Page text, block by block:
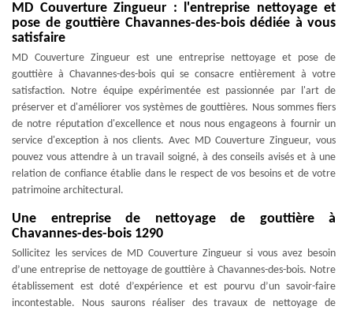
MD Couverture Zingueur : l'entreprise nettoyage et
pose de gouttière Chavannes-des-bois dédiée à vous
satisfaire
MD Couverture Zingueur est une entreprise nettoyage et pose de
gouttière à Chavannes-des-bois qui se consacre entièrement à votre
satisfaction. Notre équipe expérimentée est passionnée par l'art de
préserver et d'améliorer vos systèmes de gouttières. Nous sommes fiers
de notre réputation d'excellence et nous nous engageons à fournir un
service d'exception à nos clients. Avec MD Couverture Zingueur, vous
pouvez vous attendre à un travail soigné, à des conseils avisés et à une
relation de confiance établie dans le respect de vos besoins et de votre
patrimoine architectural.
Une entreprise de nettoyage de gouttière à
Chavannes-des-bois 1290
Sollicitez les services de MD Couverture Zingueur si vous avez besoin
d’une entreprise de nettoyage de gouttière à Chavannes-des-bois. Notre
établissement est doté d’expérience et est pourvu d’un savoir-faire
incontestable. Nous saurons réaliser des travaux de nettoyage de